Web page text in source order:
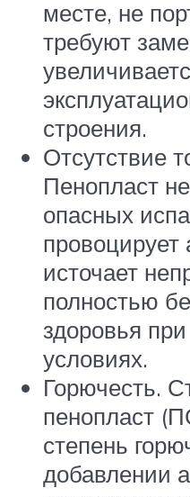
месте, не
требуют
строения.
Отсутствие
Пенопласт
опасных
источает
полностью
здоровья
условиях.
Горючесть.
пенопласт
степень
добавлении